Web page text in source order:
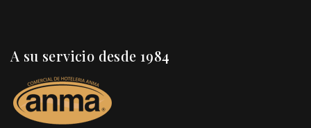
A su servicio desde 1984